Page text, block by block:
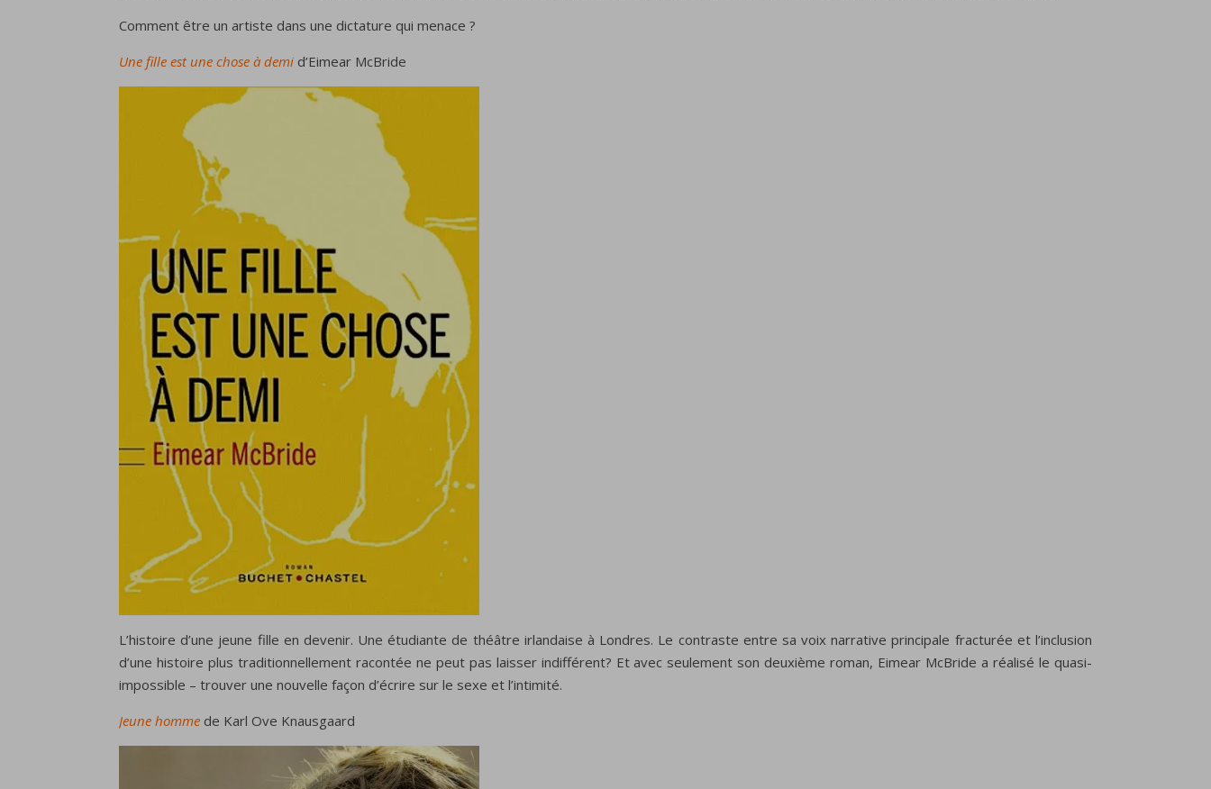
Comment être un artiste dans une dictature qui menace ?
Une fille est une chose à demi d’Eimear McBride
L’histoire d’une jeune fille en devenir. Une étudiante de théâtre irlandaise à Londres. Le contraste entre sa voix narrative principale fracturée et l’inclusion
d’une histoire plus traditionnellement racontée ne peut pas laisser indifférent? Et avec seulement son deuxième roman, Eimear McBride a réalisé le quasi-
impossible – trouver une nouvelle façon d’écrire sur le sexe et l’intimité.
Jeune homme de Karl Ove Knausgaard